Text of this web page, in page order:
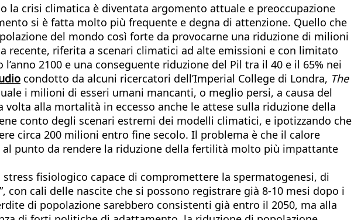
crisi climatica è diventata argomento attuale e preoccupazione
si è fatta molto più frequente e degna di attenzione. Quello che
del mondo così forte da provocarne una riduzione di milioni
riferita a scenari climatici ad alte emissioni e con limitato
2100 e una conseguente riduzione del Pil tra il 40 e il 65% nei
condotto da alcuni ricercatori dell’Imperial College di Londra, The
i milioni di esseri umani mancanti, o meglio persi, a causa del
alla mortalità in eccesso anche le attese sulla riduzione della
conto degli scenari estremi dei modelli climatici, e ipotizzando che
circa 200 milioni entro fine secolo. Il problema è che il calore
punto da rendere la riduzione della fertilità molto più impattante
fisiologico capace di compromettere la spermatogenesi, di
cali delle nascite che si possono registrare già 8-10 mesi dopo i
di popolazione sarebbero consistenti già entro il 2050, ma alla